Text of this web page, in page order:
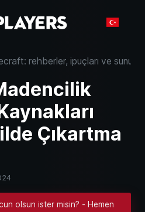
rehberler, ipuçları ve sunucu
Çıkartma
olsun ister misin? - Hemen